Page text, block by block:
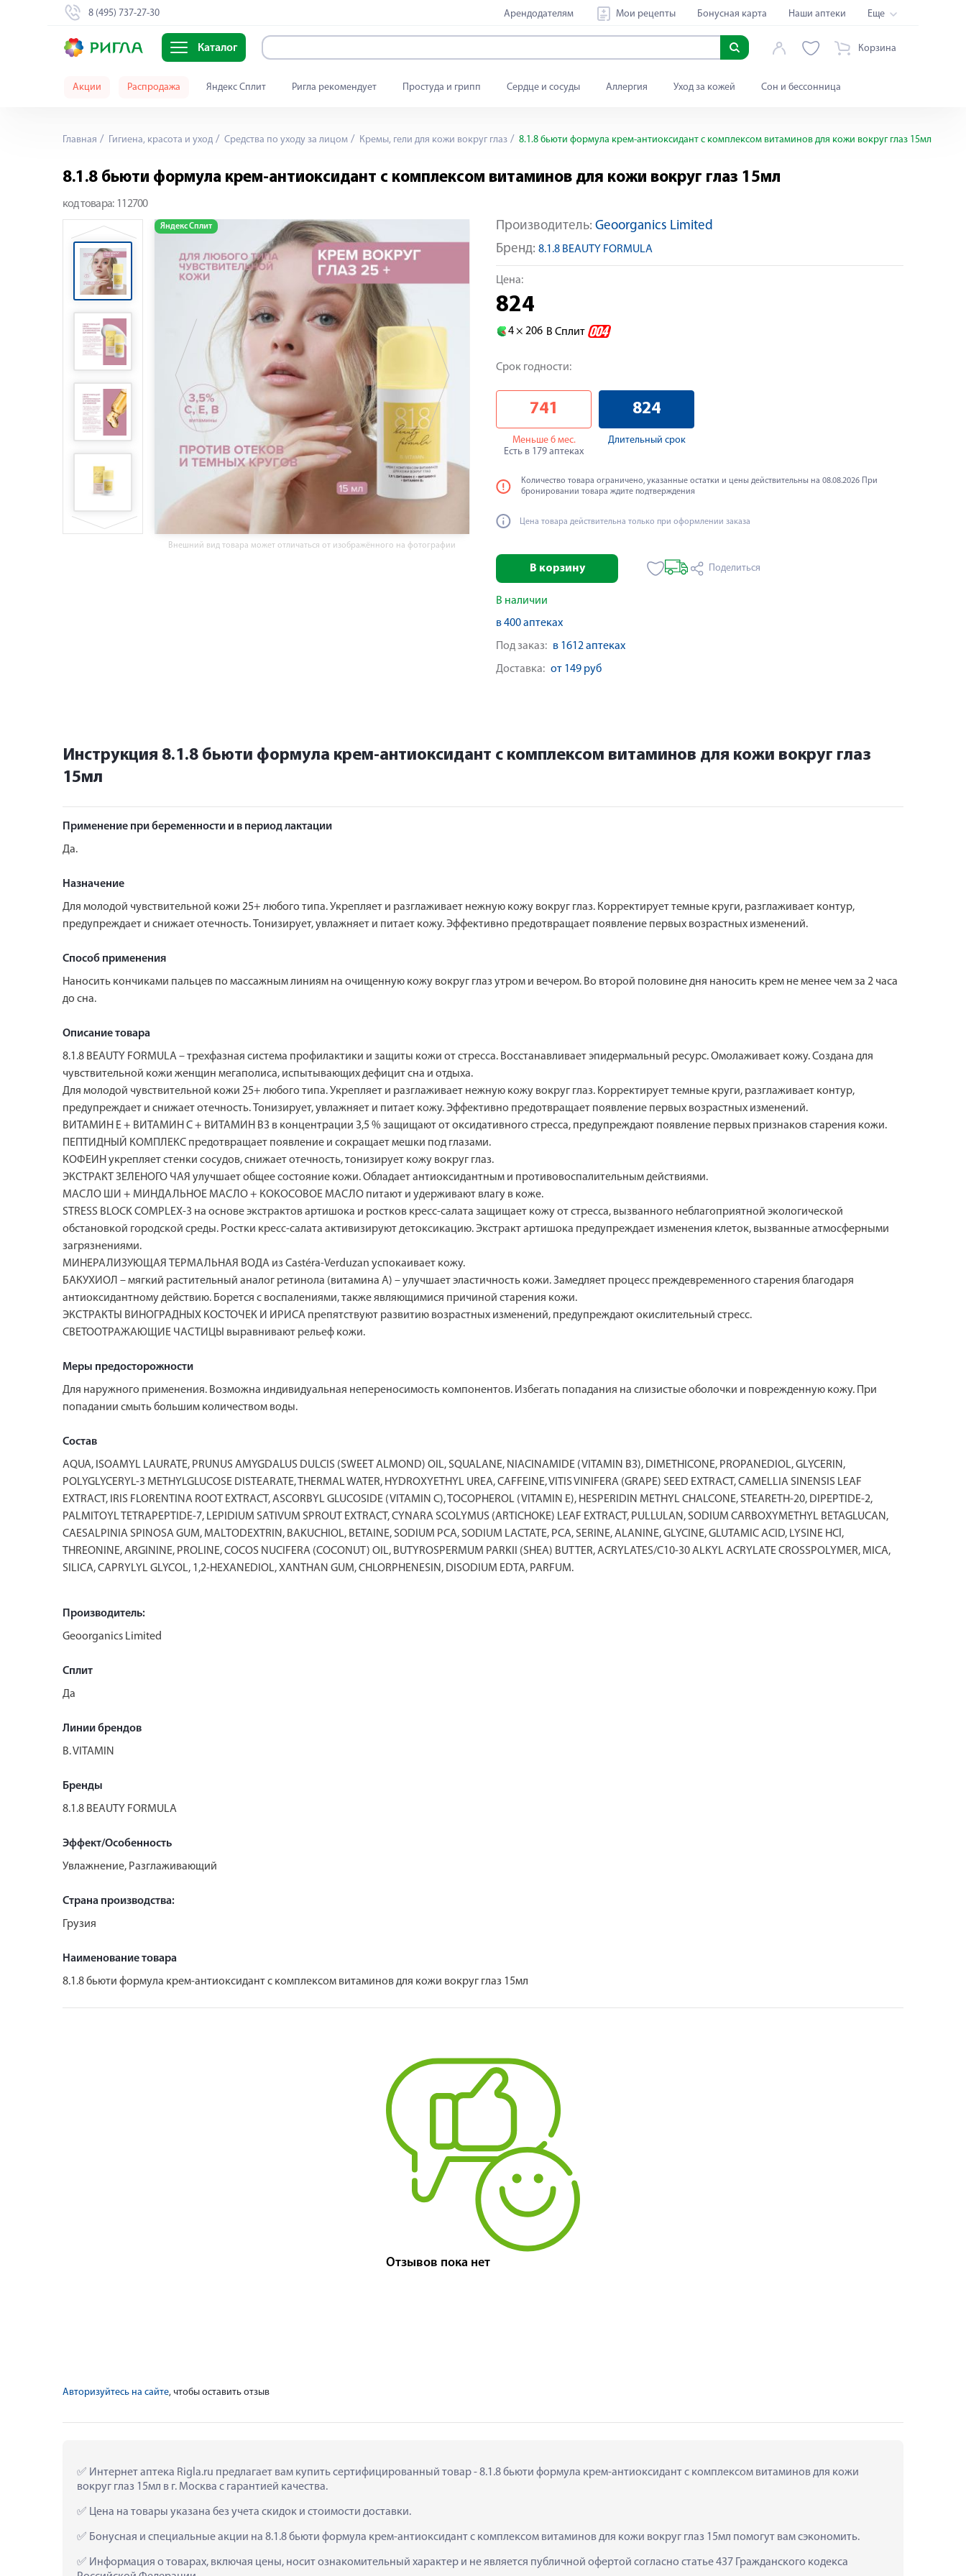
8 (495) 737-27-30 Арендодателям Мои рецепты Бонусная карта Наши аптеки Еще
Каталог Корзина
Акции Распродажа Яндекс Сплит Ригла рекомендует Простуда и грипп Сердце и сосуды Аллергия Уход за кожей Сон и бессонница
Главная Гигиена, красота и уход Средства по уходу за лицом Кремы, гели для кожи вокруг глаз 8.1.8 бьюти формула крем-антиоксидант с комплексом витаминов для кожи вокруг глаз 15мл
8.1.8 бьюти формула крем-антиоксидант с комплексом витаминов для кожи вокруг глаз 15мл
код товара: 112700
Яндекс Сплит Яндекс Сплит
Внешний вид товара может отличаться от изображённого на фотографии
Производитель: Geoorganics Limited
Бренд: 8.1.8 BEAUTY FORMULA
Цена:
824
4 × 206 В Сплит
Срок годности:
741
Меньше 6 мес.
Есть в 179 аптеках
824
Длительный срок
Количество товара ограничено, указанные остатки и цены действительны на 08.08.2026 При
бронировании товара ждите подтверждения
Цена товара действительна только при оформлении заказа
В корзину Поделиться
В наличии
в 400 аптеках
Под заказ: в 1612 аптеках
Доставка: от 149 руб
Инструкция 8.1.8 бьюти формула крем-антиоксидант с комплексом витаминов для кожи вокруг глаз
15мл
Применение при беременности и в период лактации
Да.
Назначение
Для молодой чувствительной кожи 25+ любого типа. Укрепляет и разглаживает нежную кожу вокруг глаз. Корректирует темные круги, разглаживает контур,
предупреждает и снижает отечность. Тонизирует, увлажняет и питает кожу. Эффективно предотвращает появление первых возрастных изменений.
Способ применения
Наносить кончиками пальцев по массажным линиям на очищенную кожу вокруг глаз утром и вечером. Во второй половине дня наносить крем не менее чем за 2 часа
до сна.
Описание товара
8.1.8 BEAUTY FORMULA – трехфазная система профилактики и защиты кожи от стресса. Восстанавливает эпидермальный ресурс. Омолаживает кожу. Создана для
чувствительной кожи женщин мегаполиса, испытывающих дефицит сна и отдыха.
Для молодой чувствительной кожи 25+ любого типа. Укрепляет и разглаживает нежную кожу вокруг глаз. Корректирует темные круги, разглаживает контур,
предупреждает и снижает отечность. Тонизирует, увлажняет и питает кожу. Эффективно предотвращает появление первых возрастных изменений.
ВИТАМИН E + ВИТАМИН С + ВИТАМИН B3 в концентрации 3,5 % защищают от оксидативного стресса, предупреждают появление первых признаков старения кожи.
ПЕПТИДНЫЙ КОМПЛЕКС предотвращает появление и сокращает мешки под глазами.
КОФЕИН укрепляет стенки сосудов, снижает отечность, тонизирует кожу вокруг глаз.
ЭКСТРАКТ ЗЕЛЕНОГО ЧАЯ улучшает общее состояние кожи. Обладает антиоксидантным и противовоспалительным действиями.
МАСЛО ШИ + МИНДАЛЬНОЕ МАСЛО + КОКОСОВОЕ МАСЛО питают и удерживают влагу в коже.
STRESS BLOCK COMPLEX-3 на основе экстрактов артишока и ростков кресс-салата защищает кожу от стресса, вызванного неблагоприятной экологической
обстановкой городской среды. Ростки кресс-салата активизируют детоксикацию. Экстракт артишока предупреждает изменения клеток, вызванные атмосферными
загрязнениями.
МИНЕРАЛИЗУЮЩАЯ ТЕРМАЛЬНАЯ ВОДА из Castéra-Verduzan успокаивает кожу.
БАКУХИОЛ – мягкий растительный аналог ретинола (витамина А) – улучшает эластичность кожи. Замедляет процесс преждевременного старения благодаря
антиоксидантному действию. Борется с воспалениями, также являющимися причиной старения кожи.
ЭКСТРАКТЫ ВИНОГРАДНЫХ КОСТОЧЕК И ИРИСА препятствуют развитию возрастных изменений, предупреждают окислительный стресс.
СВЕТООТРАЖАЮЩИЕ ЧАСТИЦЫ выравнивают рельеф кожи.
Меры предосторожности
Для наружного применения. Возможна индивидуальная непереносимость компонентов. Избегать попадания на слизистые оболочки и поврежденную кожу. При
попадании смыть большим количеством воды.
Состав
AQUA, ISOAMYL LAURATE, PRUNUS AMYGDALUS DULCIS (SWEET ALMOND) OIL, SQUALANE, NIACINAMIDE (VITAMIN B3), DIMETHICONE, PROPANEDIOL, GLYCERIN,
POLYGLYCERYL-3 METHYLGLUCOSE DISTEARATE, THERMAL WATER, HYDROXYETHYL UREA, CAFFEINE, VITIS VINIFERA (GRAPE) SEED EXTRACT, CAMELLIA SINENSIS LEAF
EXTRACT, IRIS FLORENTINA ROOT EXTRACT, ASCORBYL GLUCOSIDE (VITAMIN C), TOCOPHEROL (VITAMIN E), HESPERIDIN METHYL CHALCONE, STEARETH-20, DIPEPTIDE-2,
PALMITOYL TETRAPEPTIDE-7, LEPIDIUM SATIVUM SPROUT EXTRACT, CYNARA SCOLYMUS (ARTICHOKE) LEAF EXTRACT, PULLULAN, SODIUM CARBOXYMETHYL BETAGLUCAN,
CAESALPINIA SPINOSA GUM, MALTODEXTRIN, BAKUCHIOL, BETAINE, SODIUM PCA, SODIUM LACTATE, PCA, SERINE, ALANINE, GLYCINE, GLUTAMIC ACID, LYSINE HCl,
THREONINE, ARGININE, PROLINE, COCOS NUCIFERA (COCONUT) OIL, BUTYROSPERMUM PARKII (SHEA) BUTTER, ACRYLATES/C10-30 ALKYL ACRYLATE CROSSPOLYMER, MICA,
SILICA, CAPRYLYL GLYCOL, 1,2-HEXANEDIOL, XANTHAN GUM, CHLORPHENESIN, DISODIUM EDTA, PARFUM.
Производитель:
Geoorganics Limited
Сплит
Да
Линии брендов
B. VITAMIN
Бренды
8.1.8 BEAUTY FORMULA
Эффект/Особенность
Увлажнение, Разглаживающий
Страна производства:
Грузия
Наименование товара
8.1.8 бьюти формула крем-антиоксидант с комплексом витаминов для кожи вокруг глаз 15мл
Отзывов пока нет
Авторизуйтесь на сайте, чтобы оставить отзыв
Интернет аптека Rigla.ru предлагает вам купить сертифицированный товар - 8.1.8 бьюти формула крем-антиоксидант с комплексом витаминов для кожи
вокруг глаз 15мл в г. Москва с гарантией качества.
Цена на товары указана без учета скидок и стоимости доставки.
Бонусная и специальные акции на 8.1.8 бьюти формула крем-антиоксидант с комплексом витаминов для кожи вокруг глаз 15мл помогут вам сэкономить.
Информация о товарах, включая цены, носит ознакомительный характер и не является публичной офертой согласно статье 437 Гражданского кодекса